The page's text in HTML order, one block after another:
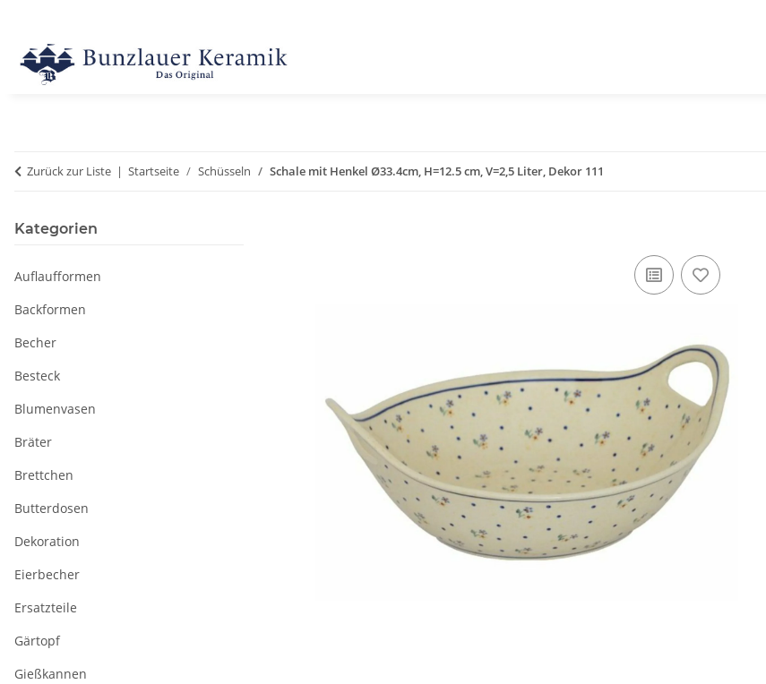
Zurück zur Liste Startseite Schüsseln Schale mit Henkel Ø33.4cm, H=12.5 cm, V=2,5 Liter, Dekor 111
Kategorien
Auflaufformen
Backformen
Becher
Besteck
Blumenvasen
Bräter
Brettchen
Butterdosen
Dekoration
Eierbecher
Ersatzteile
Gärtopf
Gießkannen